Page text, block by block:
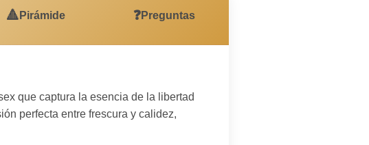
🔺 Pirámide ❓Preguntas
que captura la esencia de la libertad
perfecta entre frescura y calidez,